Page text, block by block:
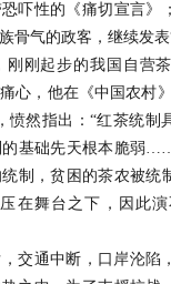
吓性的《痛切宣言》
骨气的政客，继续发
刚刚起步的我国自营
心，他在《中国农村
愤然指出：“红茶统制
的基础先天根本脆弱
统制，贫困的茶农被
在舞台之下，因此
通中断，口岸沦陷